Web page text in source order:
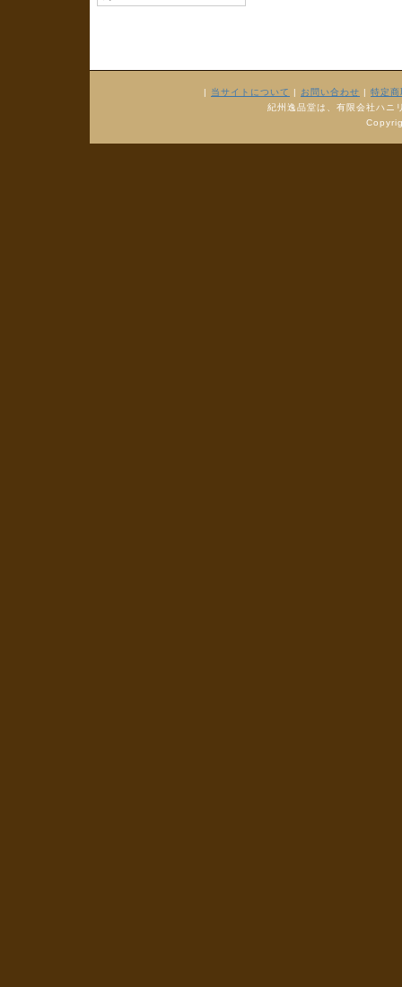
| 当サイトについて | お問い合わせ | 特定
紀州逸品堂は、有限会社ハニ